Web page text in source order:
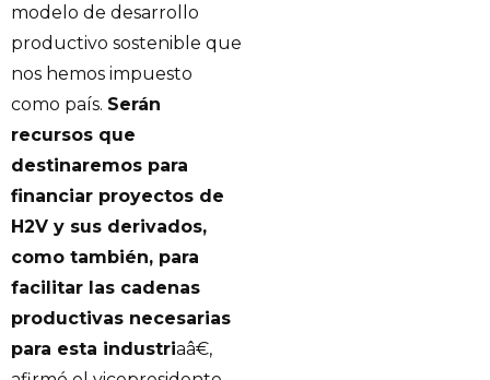
modelo de desarrollo
productivo sostenible que
nos hemos impuesto
como país. Serán
recursos que
destinaremos para
financiar proyectos de
H2V y sus derivados,
como también, para
facilitar las cadenas
productivas necesarias
para esta industriaâ€,